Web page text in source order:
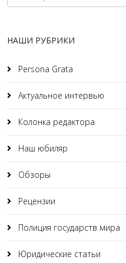
НАШИ РУБРИКИ
Persona Grata
Актуальное интервью
Колонка редактора
Наш юбиляр
Обзоры
Рецензии
Полиция государств мира
Юридические статьи